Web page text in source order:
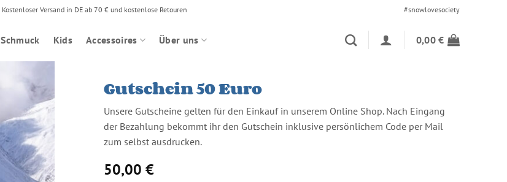
Kostenloser Versand in DE ab 70 € und kostenlose Retouren #snowlovesociety
Schmuck Kids Accessoires Über uns 0,00€
Gutschein 50 Euro
Unsere Gutscheine gelten für den Einkauf in unserem Online Shop. Nach Eingang
der Bezahlung bekommt ihr den Gutschein inklusive persönlichem Code per Mail
zum selbst ausdrucken.
50,00 €